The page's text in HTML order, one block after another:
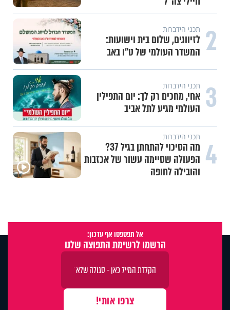
2 תכני הידברות
לזיווגים, שלום בית וישועות:
המשדר העולמי של ט"ו באב
3 תכני הידברות
אחי, מחכים רק לך: יום התפילין
העולמי מגיע לתל אביב
4 תכני הידברות
מה הסיכוי להתחתן בגיל 37?
הפעולה שסיימה עשור של אכזבות
והובילה לחופה
אל תפספסו אף עדכון:
הרשמו לרשימת התפוצה שלנו